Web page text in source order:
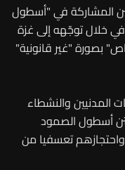
حسن المشاركة في "أسطول
خلال توجّهه إلى غزة
بصورة "غير قانونية"
المدنيين والنشطاء
أسطول الصمود
واحتجازهم تعسفيا من